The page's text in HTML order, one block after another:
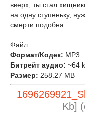
вверх, ты стал
на одну ступеньку,
смерти подобна.
Файл
Формат/Кодек: МР3
Битрейт аудио: ~64
Размер: 258.27 MB
Kb]